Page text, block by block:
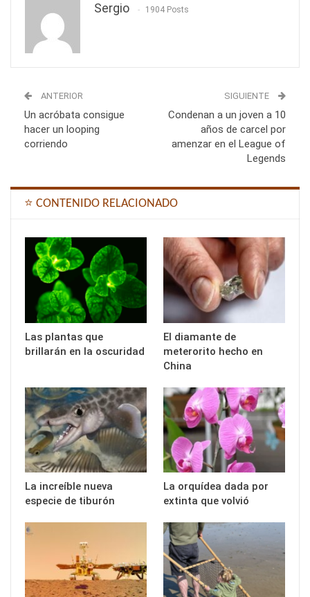
Sergio 1904 Posts
ANTERIOR
Un acróbata consigue
hacer un looping
corriendo
SIGUIENTE
Condenan a un joven a 10
años de carcel por
amenzar en el League of
Legends
⭐ CONTENIDO RELACIONADO
Las plantas que
brillarán en la oscuridad
El diamante de
meterorito hecho en
China
La increíble nueva
especie de tiburón
La orquídea dada por
extinta que volvió